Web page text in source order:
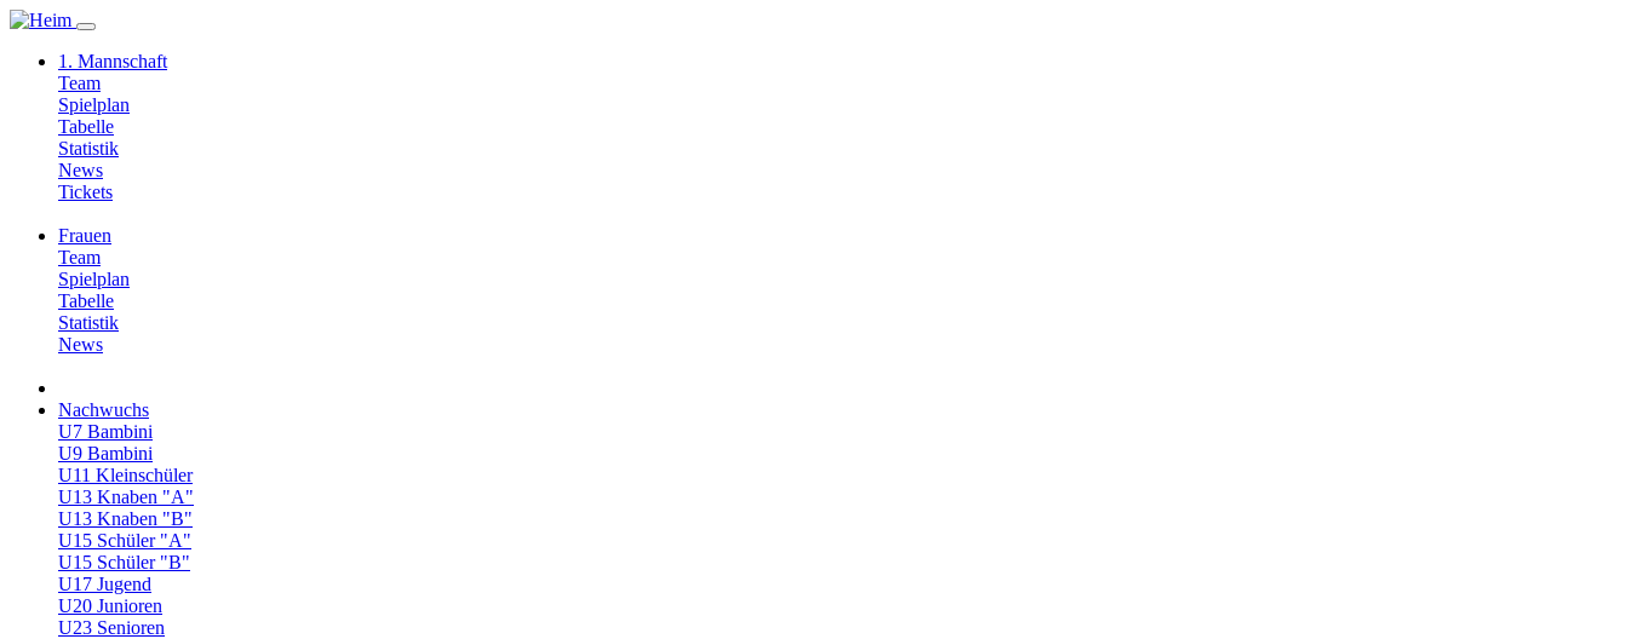
1. Mannschaft
Team
Spielplan
Tabelle
Statistik
News
Tickets
Frauen
Team
Spielplan
Tabelle
Statistik
News
Nachwuchs
U7 Bambini
U9 Bambini
U11 Kleinschüler
U13 Knaben "A"
U13 Knaben "B"
U15 Schüler "A"
U15 Schüler "B"
U17 Jugend
U20 Junioren
U23 Senioren